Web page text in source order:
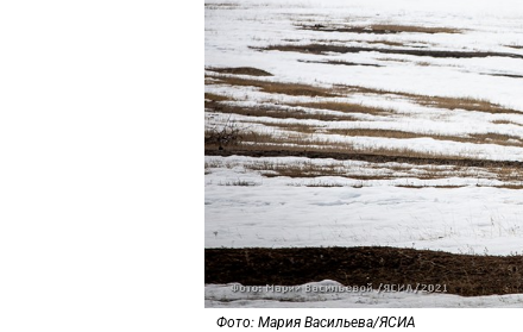
Фото: Мария Васильева/ЯСИА